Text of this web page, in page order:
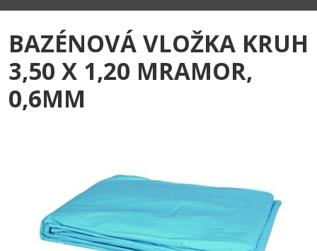
BAZÉNOVÁ VLOŽKA KRUH
3,50 X 1,20 MRAMOR,
0,6MM